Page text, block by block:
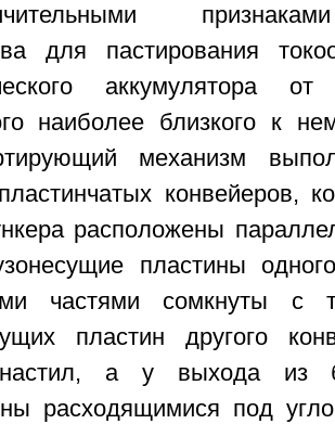
для пастирования
аккумулятора
наиболее близкого к
механизм
конвейеров,
расположены
пластины
частями сомкнуты с
пластин другого
а у выхода из
расходящимися под